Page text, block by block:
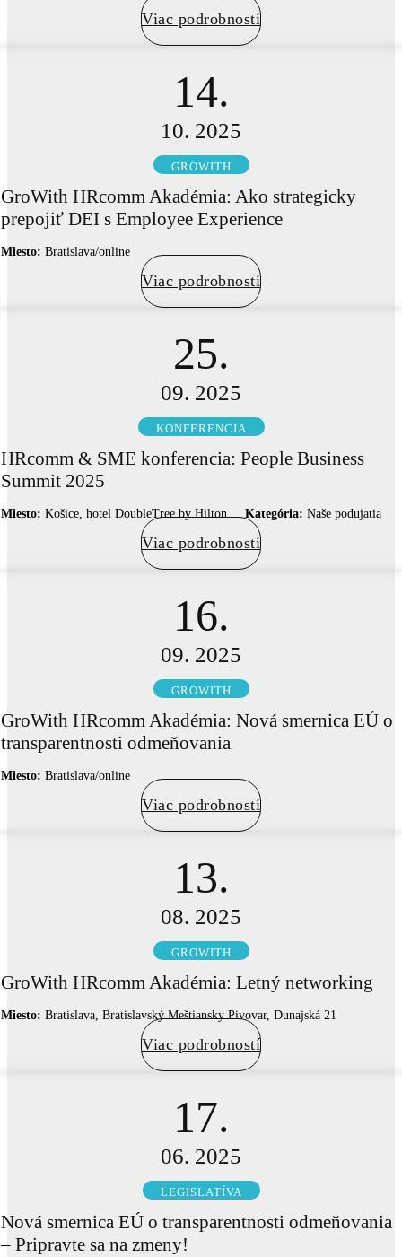
Viac podrobností
14.
10. 2025
GROWITH
GroWith HRcomm Akadémia: Ako strategicky
prepojiť DEI s Employee Experience
Miesto: Bratislava/online
Viac podrobností
25.
09. 2025
KONFERENCIA
HRcomm & SME konferencia: People Business
Summit 2025
Miesto: Košice, hotel DoubleTree by Hilton Kategória: Naše podujatia
Viac podrobností
16.
09. 2025
GROWITH
GroWith HRcomm Akadémia: Nová smernica EÚ o
transparentnosti odmeňovania
Miesto: Bratislava/online
Viac podrobností
13.
08. 2025
GROWITH
GroWith HRcomm Akadémia: Letný networking
Miesto: Bratislava, Bratislavský Meštiansky Pivovar, Dunajská 21
Viac podrobností
17.
06. 2025
LEGISLATÍVA
Nová smernica EÚ o transparentnosti odmeňovania
– Pripravte sa na zmeny!